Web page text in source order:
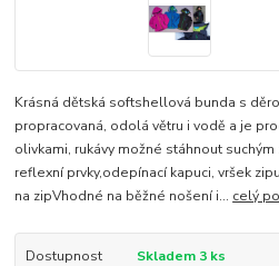
Krásná dětská softshellová bunda s
propracovaná, odolá větru i vodě a je
olivkami, rukávy možné stáhnout
reflexní prvky,odepínací kapuci, vršek
na zipVhodné na běžné nošení i... celý
Dostupnost
Skladem 3 ks